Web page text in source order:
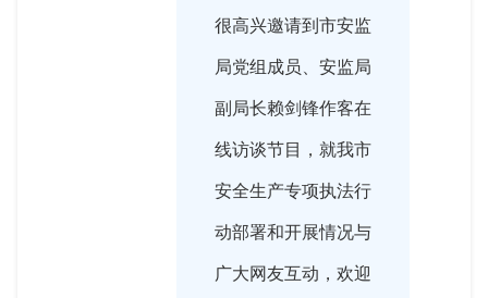
很高兴邀请到市安监
局党组成员、安监局
副局长赖剑锋作客在
线访谈节目，就我市
安全生产专项执法行
动部署和开展情况与
广大网友互动，欢迎